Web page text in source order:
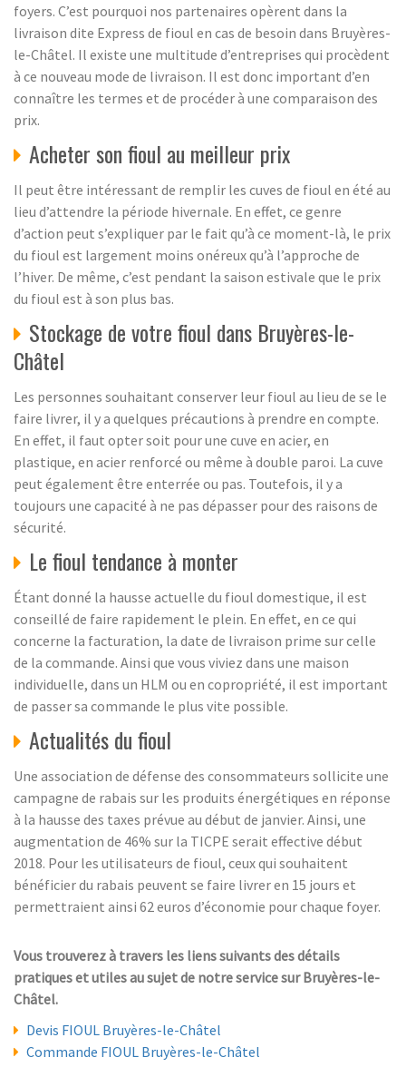
foyers. C’est pourquoi nos partenaires opèrent dans la
livraison dite Express de fioul en cas de besoin dans Bruyères-
le-Châtel. Il existe une multitude d’entreprises qui procèdent
à ce nouveau mode de livraison. Il est donc important d’en
connaître les termes et de procéder à une comparaison des
prix.
Acheter son fioul au meilleur prix
Il peut être intéressant de remplir les cuves de fioul en été au
lieu d’attendre la période hivernale. En effet, ce genre
d’action peut s’expliquer par le fait qu’à ce moment-là, le prix
du fioul est largement moins onéreux qu’à l’approche de
l’hiver. De même, c’est pendant la saison estivale que le prix
du fioul est à son plus bas.
Stockage de votre fioul dans Bruyères-le-
Châtel
Les personnes souhaitant conserver leur fioul au lieu de se le
faire livrer, il y a quelques précautions à prendre en compte.
En effet, il faut opter soit pour une cuve en acier, en
plastique, en acier renforcé ou même à double paroi. La cuve
peut également être enterrée ou pas. Toutefois, il y a
toujours une capacité à ne pas dépasser pour des raisons de
sécurité.
Le fioul tendance à monter
Étant donné la hausse actuelle du fioul domestique, il est
conseillé de faire rapidement le plein. En effet, en ce qui
concerne la facturation, la date de livraison prime sur celle
de la commande. Ainsi que vous viviez dans une maison
individuelle, dans un HLM ou en copropriété, il est important
de passer sa commande le plus vite possible.
Actualités du fioul
Une association de défense des consommateurs sollicite une
campagne de rabais sur les produits énergétiques en réponse
à la hausse des taxes prévue au début de janvier. Ainsi, une
augmentation de 46% sur la TICPE serait effective début
2018. Pour les utilisateurs de fioul, ceux qui souhaitent
bénéficier du rabais peuvent se faire livrer en 15 jours et
permettraient ainsi 62 euros d’économie pour chaque foyer.
Vous trouverez à travers les liens suivants des détails
pratiques et utiles au sujet de notre service sur Bruyères-le-
Châtel.
Devis FIOUL Bruyères-le-Châtel
Commande FIOUL Bruyères-le-Châtel